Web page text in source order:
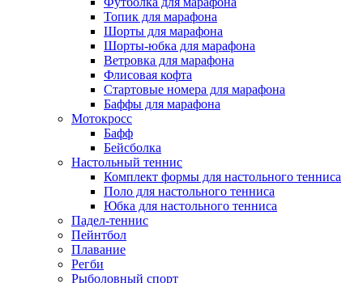
Топик для марафона
Шорты для марафона
Шорты-юбка для марафона
Ветровка для марафона
Флисовая кофта
Стартовые номера для марафона
Баффы для марафона
Мотокросс
Бафф
Бейсболка
Настольный теннис
Комплект формы для настольного тенниса
Поло для настольного тенниса
Юбка для настольного тенниса
Падел-теннис
Пейнтбол
Плавание
Регби
Рыболовный спорт